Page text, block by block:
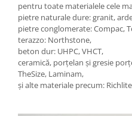
pentru toate materialele cele
pietre naturale dure: granit,
pietre conglomerate: Compac,
terazzo: Northstone,
beton dur: UHPC, VHCT,
ceramică, porțelan și gresie
TheSize, Laminam,
și alte materiale precum: